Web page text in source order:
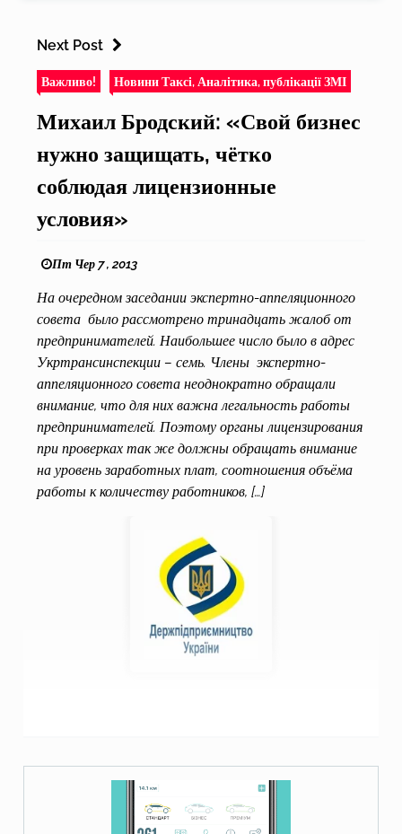
Next Post
Важливо! Новини Таксі, Аналітика, публікації ЗМІ
Михаил Бродский: «Свой бизнес
нужно защищать, чётко
соблюдая лицензионные
условия»
Пт Чер 7 , 2013
На очередном заседании экспертно-аппеляционного
совета было рассмотрено тринадцать жалоб от
предпринимателей. Наибольшее число было в адрес
Укртрансинспекции – семь. Члены экспертно-
аппеляционного совета неоднократно обращали
внимание, что для них важна легальность работы
предпринимателей. Поэтому органы лицензирования
при проверках так же должны обращать внимание
на уровень заработных плат, соотношения объёма
работы к количеству работников, […]